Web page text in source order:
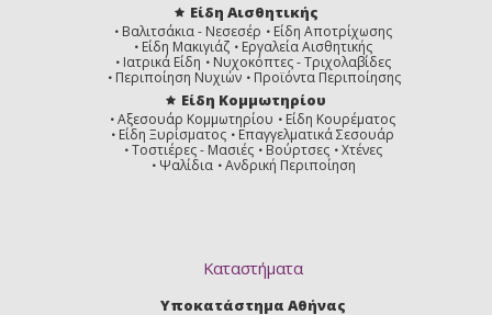
Είδη Αισθητικής
Βαλιτσάκια - Νεσεσέρ
Είδη Αποτρίχωσης
Είδη Μακιγιάζ
Εργαλεία Αισθητικής
Ιατρικά Είδη
Νυχοκόπτες - Τριχολαβίδες
Περιποίηση Νυχιών
Προϊόντα Περιποίησης
Είδη Κομμωτηρίου
Αξεσουάρ Κομμωτηρίου
Είδη Κουρέματος
Είδη Ξυρίσματος
Επαγγελματικά Σεσουάρ
Τοστιέρες - Μασιές
Βούρτσες
Χτένες
Ψαλίδια
Ανδρική Περιποίηση
Καταστήματα
Υποκατάστημα Αθήνας